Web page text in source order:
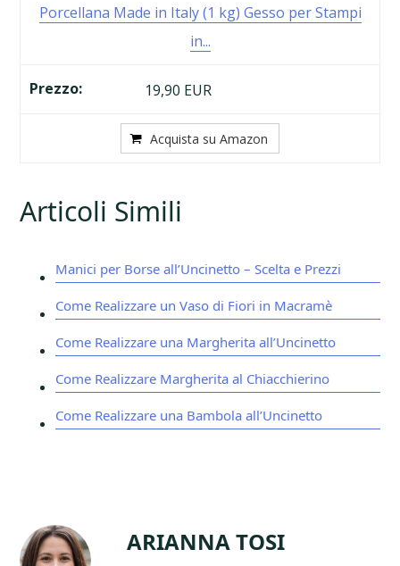
Porcellana Made in Italy (1 kg) Gesso per Stampi
in...
19,90 EUR
Acquista su Amazon
Articoli Simili
Manici per Borse all’Uncinetto – Scelta e Prezzi
Come Realizzare un Vaso di Fiori in Macramè
Come Realizzare una Margherita all’Uncinetto
Come Realizzare Margherita al Chiacchierino
Come Realizzare una Bambola all’Uncinetto
ARIANNA TOSI